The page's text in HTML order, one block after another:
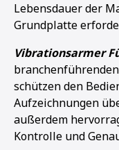
Lebensdauer der
Grundplatte
Vibrationsarmer
schützen den
Aufzeichnungen
außerdem
Kontrolle und